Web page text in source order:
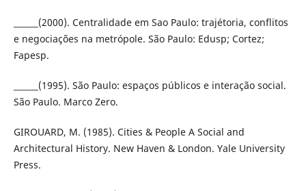
______(2000). Centralidade em Sao Paulo: trajétoria, conflitos
e negociações na metrópole. São Paulo: Edusp; Cortez;
Fapesp.
______(1995). São Paulo: espaços públicos e interação social.
São Paulo. Marco Zero.
GIROUARD, M. (1985). Cities & People A Social and
Architectural History. New Haven & London. Yale University
Press.